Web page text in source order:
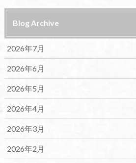
Blog Archive
2026年7月
2026年6月
2026年5月
2026年4月
2026年3月
2026年2月